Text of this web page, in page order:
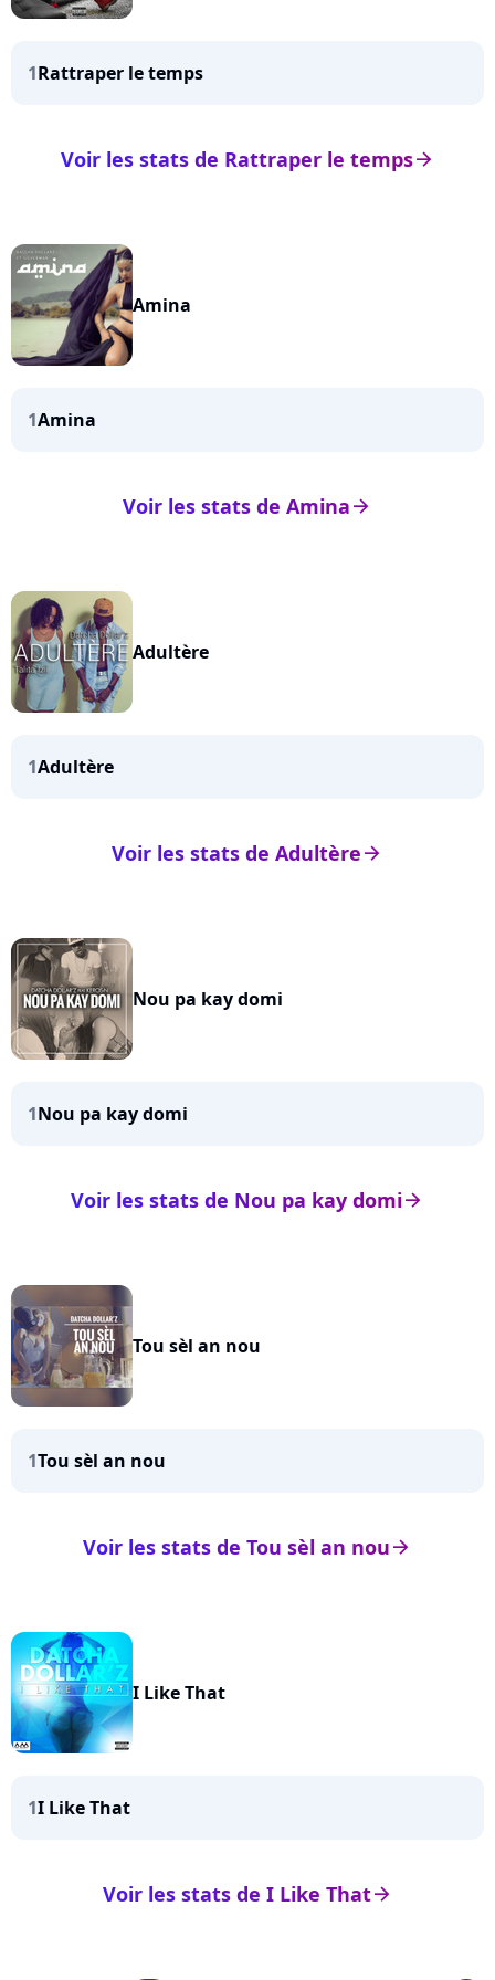
1Rattraper le temps
arrow_right
Voir les stats de Rattraper le temps
Amina
1Amina
arrow_right
Voir les stats de Amina
Adultère
1Adultère
arrow_right
Voir les stats de Adultère
Nou pa kay domi
1Nou pa kay domi
arrow_right
Voir les stats de Nou pa kay domi
Tou sèl an nou
1Tou sèl an nou
arrow_right
Voir les stats de Tou sèl an nou
I Like That
1I Like That
arrow_right
Voir les stats de I Like That